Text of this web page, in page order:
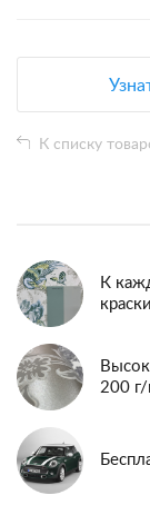
К списку
К
200